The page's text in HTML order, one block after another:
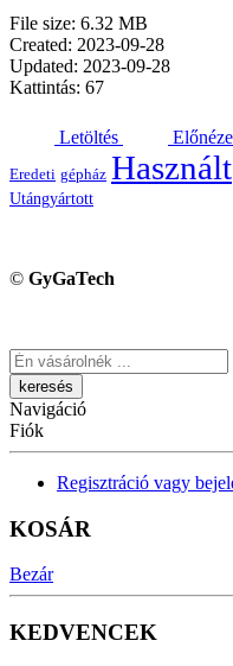
File size: 6.32 MB
Created: 2023-09-28
Updated: 2023-09-28
Kattintás: 67
Letöltés
Eredeti gépház Használt
Utángyártott
© GyGaTech
Keresés
Navigáció
Fiók
Regisztráció vagy
KOSÁR
Bezár
KEDVENCEK